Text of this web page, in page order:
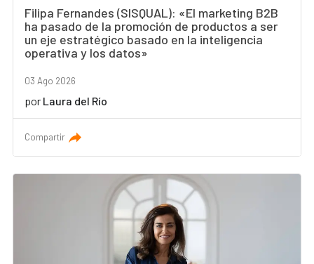
Filipa Fernandes (SISQUAL): «El marketing B2B
ha pasado de la promoción de productos a ser
un eje estratégico basado en la inteligencia
operativa y los datos»
03 Ago 2026
por Laura del Río
Compartir